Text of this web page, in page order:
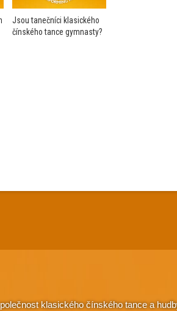
Jsou tanečníci klasického
čínského tance gymnasty?
klasického čínského tance a